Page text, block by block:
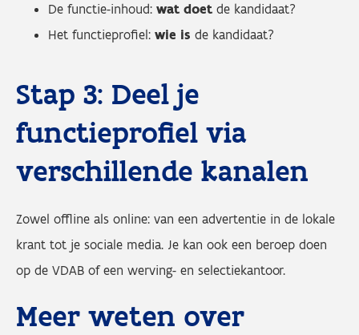
De functie-inhoud: wat doet de kandidaat?
Het functieprofiel: wie is de kandidaat?
Stap 3: Deel je
functieprofiel via
verschillende kanalen
Zowel offline als online: van een advertentie in de lokale
krant tot je sociale media. Je kan ook een beroep doen
op de VDAB of een werving- en selectiekantoor.
Meer weten over